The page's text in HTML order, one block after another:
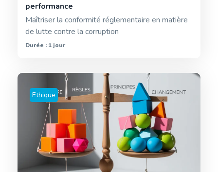
performance
Maîtriser la conformité réglementaire en matière
de lutte contre la corruption
Durée : 1 jour
Ethique